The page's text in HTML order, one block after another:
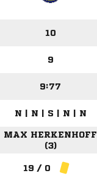
10
9
9:77
N | N | S | N | N
MAX HERKENHOFF
(3)
19 / 0